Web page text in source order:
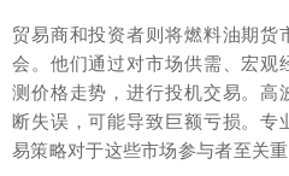
贸易商和投资者则将燃料油期
会。他们通过对市场供需、宏观
测价格走势，进行投机交易。高
断失误，可能导致巨额亏损。专
易策略对于这些市场参与者至关重